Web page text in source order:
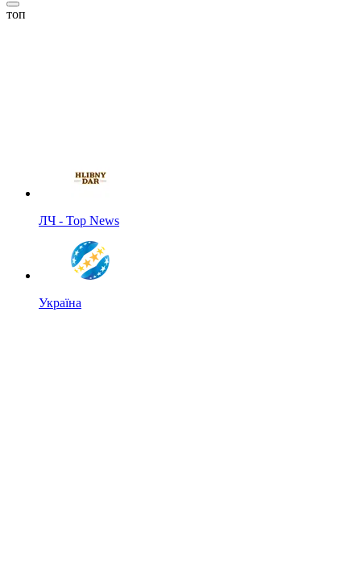
топ
ЛЧ - Top News
Україна